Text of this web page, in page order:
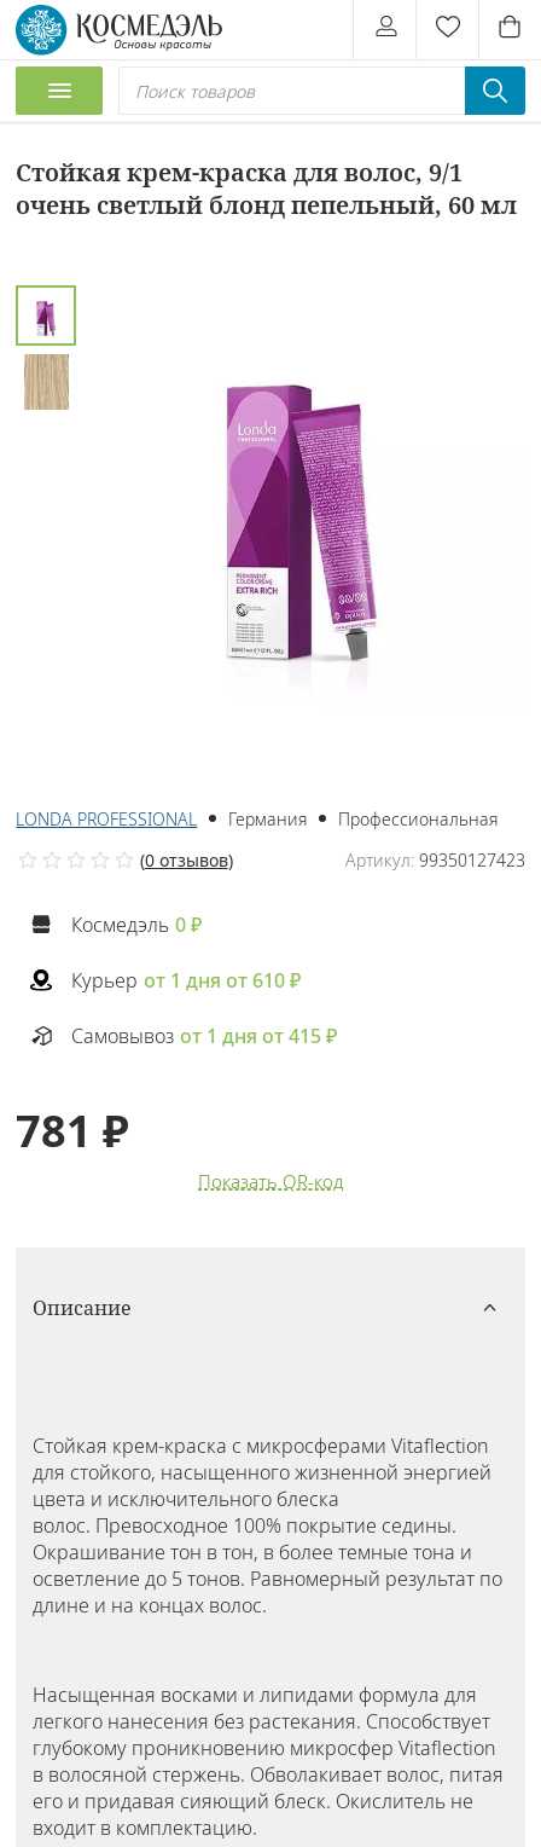
Стойкая крем-краска для волос, 9/1
очень светлый блонд пепельный, 60 мл
LONDA PROFESSIONAL Германия
Профессиональная
Артикул:99350127423
(0 отзывов)
Космедэль 0 ₽
Курьер от 1 дня от 610 ₽
Самовывоз от 1 дня от 415 ₽
781 ₽
Показать QR-код
Описание
Стойкая крем-краска с микросферами Vitaflection
для стойкого, насыщенного жизненной энергией
цвета и исключительного блеска
волос. Превосходное 100% покрытие седины.
Окрашивание тон в тон, в более темные тона и
осветление до 5 тонов. Равномерный результат по
длине и на концах волос.
Насыщенная восками и липидами формула для
легкого нанесения без растекания. Способствует
глубокому проникновению микросфер Vitaflection
в волосяной стержень. Обволакивает волос, питая
его и придавая сияющий блеск. Окислитель не
входит в комплектацию.